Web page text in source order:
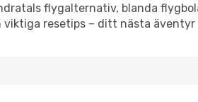
flygalternativ, blanda
resetips – ditt nästa äventyr